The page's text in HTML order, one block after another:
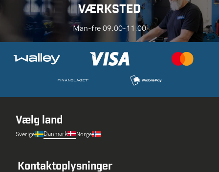
VÆRKSTED
Man-fre 09.00-11.00
Vælg land
Sverige Danmark Norge
Kontaktoplysninger